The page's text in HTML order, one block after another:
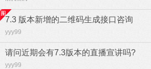
7.3 版本新增的二维码生成接口咨询
yyy99
请问近期会有7.3版本的直播宣讲吗?
yyy99